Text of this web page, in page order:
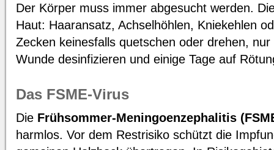
Der Körper muss immer abgesucht werden.
Haut: Haaransatz, Achselhöhlen, Kniekehlen
Zecken keinesfalls quetschen oder drehen,
Wunde desinfizieren und einige Tage auf
Das FSME-Virus
Die Frühsommer-Meningoenzephalitis
harmlos. Vor dem Restrisiko schützt die